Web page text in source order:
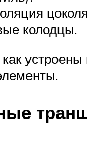
колодцы.
устроены